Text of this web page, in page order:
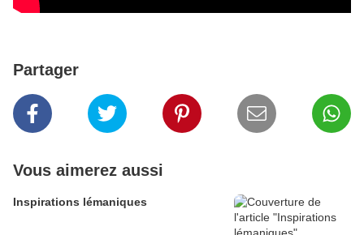
Partager
Vous aimerez aussi
Inspirations lémaniques